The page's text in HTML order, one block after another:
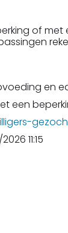
of
en
een
11:15